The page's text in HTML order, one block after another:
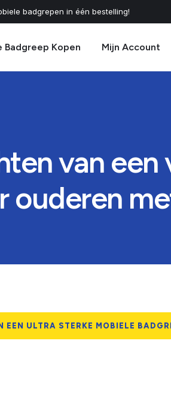
badgrepen in één bestelling!
Badgreep Kopen Mijn Account
van
ouderen
EEN ULTRA STERKE MOBIELE